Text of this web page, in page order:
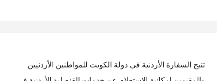
تتيح السفارة الأردنية في دولة الكويت للمواطنين الأردنيين